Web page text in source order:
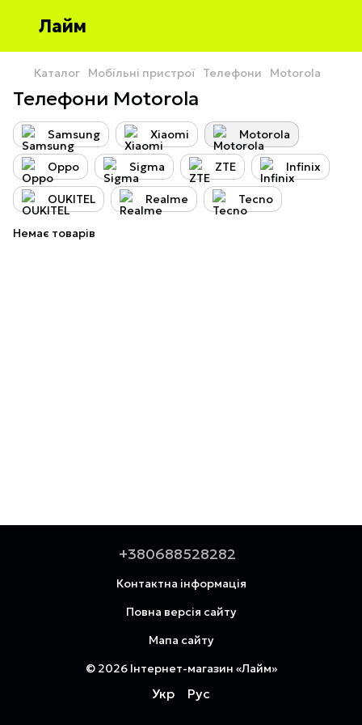
Лайм
Каталог Мобільні пристрої Телефони Motorola
Телефони Motorola
Samsung Xiaomi Motorola
Oppo Sigma ZTE Infinix
OUKITEL Realme Tecno
Немає товарів
+380688528282
Контактна інформація
Повна версія сайту
Мапа сайту
© 2026 Інтернет-магазин «Лайм»
Укр Рус